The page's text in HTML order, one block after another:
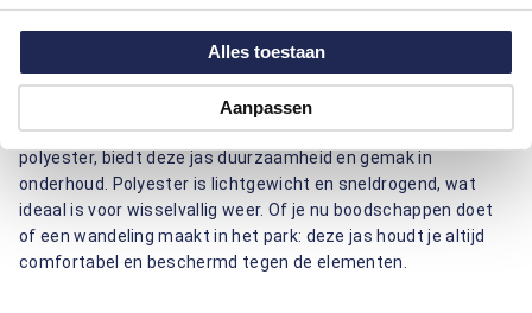
Alles toestaan
Aanpassen
Deze zomerjas van Casa Moda biedt een comfort fit
pasvorm, perfect voor dagelijks gebruik. Het effen ontwerp
zorgt voor een tijdloze uitstraling en is eenvoudig te
combineren met andere kledingstukken. Gemaakt van
polyester, biedt deze jas duurzaamheid en gemak in
onderhoud. Polyester is lichtgewicht en sneldrogend, wat
ideaal is voor wisselvallig weer. Of je nu boodschappen doet
of een wandeling maakt in het park: deze jas houdt je altijd
comfortabel en beschermd tegen de elementen.